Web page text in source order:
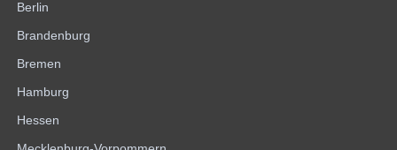
Berlin
Brandenburg
Bremen
Hamburg
Hessen